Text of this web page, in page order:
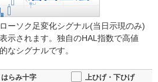
ーソク足変化シグナル(当日示現のみ)
示されます。独自のHAL指数で高値
なシグナルです。
はらみ十字
上ひげ・下ひげ